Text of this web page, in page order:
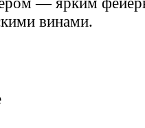
винами.